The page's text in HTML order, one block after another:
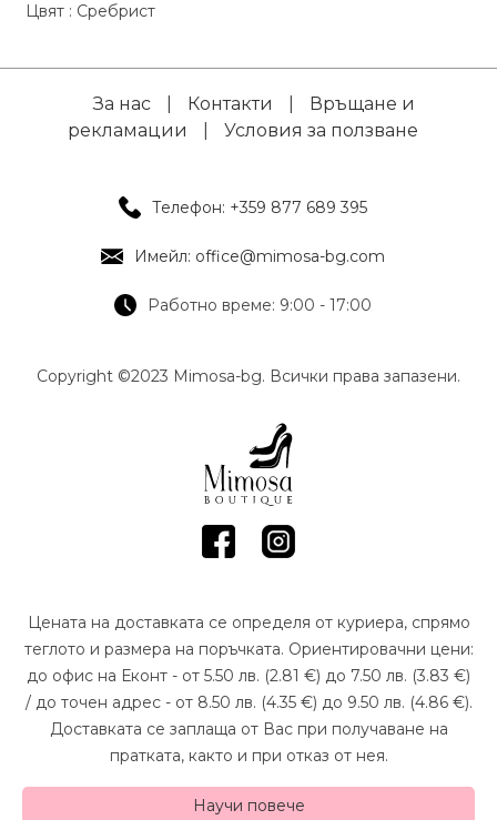
Цвят : Сребрист
За нас Контакти
Връщане и
рекламации
Условия за ползване
Телефон: +359 877 689 395
Имейл: office@mimosa-bg.com
Работно време: 9:00 - 17:00
Copyright ©2023 Mimosa-bg. Всички права запазени.
Цената на доставката се определя от куриера, спрямо
теглото и размера на поръчката. Ориентировачни цени:
до офис на Еконт - от 5.50 лв. (2.81 €) до 7.50 лв. (3.83 €)
/ до точен адрес - от 8.50 лв. (4.35 €) до 9.50 лв. (4.86 €).
Доставката се заплаща от Вас при получаване на
пратката, както и при отказ от нея.
Научи повече